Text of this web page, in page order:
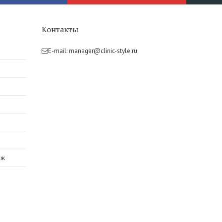
Контакты
E-mail:manager@clinic-style.ru